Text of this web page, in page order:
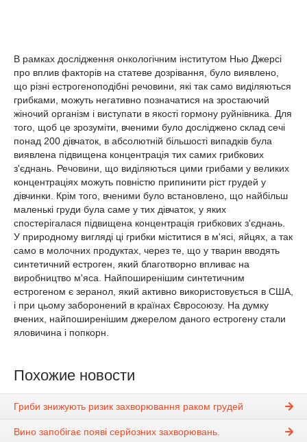
В рамках дослідження онкологічним інститутом Нью Джерсі
про вплив факторів на статеве дозрівання, було виявлено,
що різні естрогеноподібні речовини, які так само виділяються
грибками, можуть негативно позначатися на зростаючий
жіночий організм і виступати в якості гормону руйнівника. Для
того, щоб це зрозуміти, вченими було досліджено склад сечі
понад 200 дівчаток, в абсолютній більшості випадків була
виявлена підвищена концентрація тих самих грибкових
з'єднань. Речовини, що виділяються цими грибами у великих
концентраціях можуть повністю припинити ріст грудей у
дівчинки. Крім того, вченими було встановлено, що найбільш
маленькі груди була саме у тих дівчаток, у яких
спостерігалася підвищена концентрація грибкових з'єднань.
У природному вигляді ці грибки міститися в м'ясі, яйцях, а так
само в молочних продуктах, через те, що у тварин вводять
синтетичний естроген, який благотворно впливає на
виробництво м'яса. Найпоширенішим синтетичним
естрогеном є зеранол, який активно використовується в США,
і при цьому заборонений в країнах Євросоюзу. На думку
вчених, найпоширенішим джерелом даного естрогену стали
яловичина і попкорн.
Похожие новости
Гриби знижують ризик захворювання раком грудей
Вино запобігає появі серйозних захворювань.